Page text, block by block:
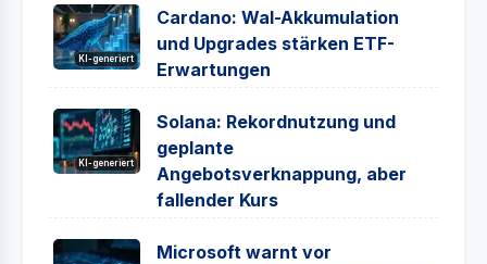
KI-generiert
Cardano: Wal-Akkumulation
und Upgrades stärken ETF-
Erwartungen
KI-generiert
Solana: Rekordnutzung und
geplante
Angebotsverknappung, aber
fallender Kurs
Microsoft warnt vor